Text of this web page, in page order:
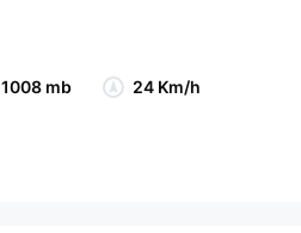
1008 mb 24 Km/h